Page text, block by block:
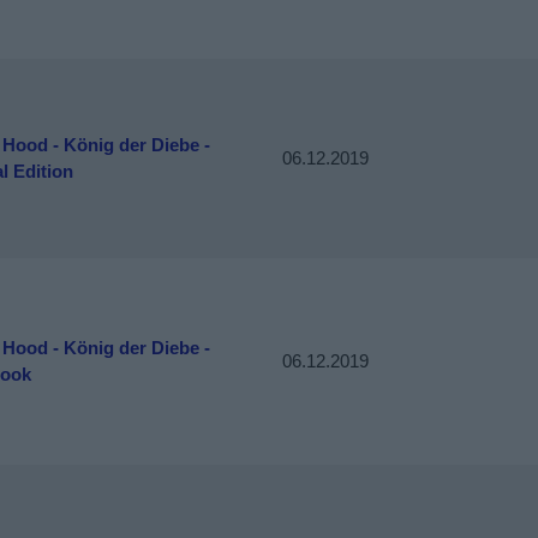
- König der Diebe -
Edition
06.12.2019
- König der Diebe -
06.12.2019